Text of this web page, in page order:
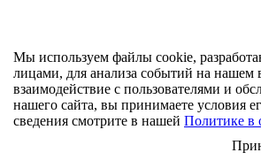
Мы используем файлы cookie,
лицами, для анализа событий на нашем
взаимодействие с пользователями и
нашего сайта, вы принимаете условия
сведения смотрите в нашей Политике в